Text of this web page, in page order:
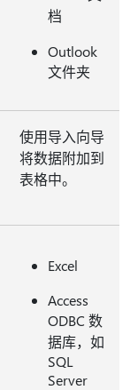
档
Outlook
文件夹
使用导入向导
将数据附加到
表格中。
Excel
Access
ODBC 数
据库，如
SQL
Server